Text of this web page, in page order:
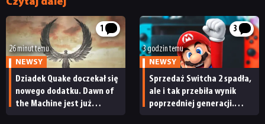
NEWSY
1
26 minut temu
NEWSY
Dziadek Quake doczekał się
nowego dodatku. Dawn of
the Machine jest już
3
3 godzin temu
NEWSY
Sprzedaż Switcha 2 spadła,
ale i tak przebiła wynik
poprzedniej generacji.